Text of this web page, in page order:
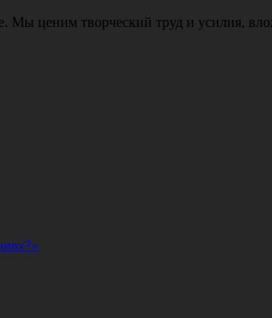
ценим творческий труд и усилия,